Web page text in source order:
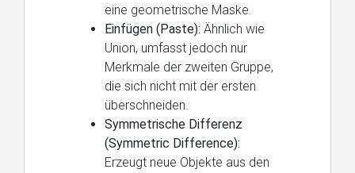
eine geometrische Maske.
Einfügen (Paste): Ähnlich wie
Union, umfasst jedoch nur
Merkmale der zweiten Gruppe,
die sich nicht mit der ersten
überschneiden.
Symmetrische Differenz
(Symmetric Difference):
Erzeugt neue Objekte aus den